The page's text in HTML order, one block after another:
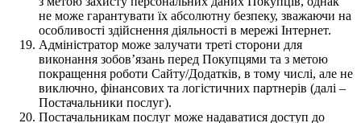
не може гарантувати їх абсолютну безпеку, зважаючи на
особливості здійснення діяльності в мережі Інтернет.
Адміністратор може залучати треті сторони для
виконання зобов’язань перед Покупцями та з метою
покращення роботи Сайту/Додатків, в тому числі, але не
виключно, фінансових та логістичних партнерів (далі –
Постачальники послуг).
Постачальникам послуг може надаватися доступ до